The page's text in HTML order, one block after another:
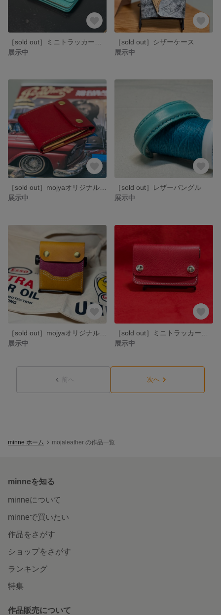
展示中
［sold out］シザーケース
展示中
展示中
［sold out］レザーバングル
展示中
展示中
展示中
前へ 次へ
minne ホーム mojaleather の作品一覧
minneを知る
minneについて
minneで買いたい
作品をさがす
ショップをさがす
ランキング
特集
作品販売について